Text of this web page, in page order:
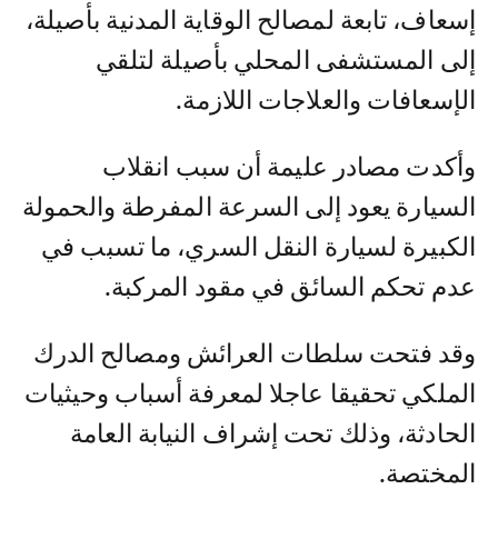
إسعاف، تابعة لمصالح الوقاية المدنية بأصيلة،
إلى المستشفى المحلي بأصيلة لتلقي
الإسعافات والعلاجات اللازمة.
وأكدت مصادر عليمة أن سبب انقلاب
السيارة يعود إلى السرعة المفرطة والحمولة
الكبيرة لسيارة النقل السري، ما تسبب في
عدم تحكم السائق في مقود المركبة.
وقد فتحت سلطات العرائش ومصالح الدرك
الملكي تحقيقا عاجلا لمعرفة أسباب وحيثيات
الحادثة، وذلك تحت إشراف النيابة العامة
المختصة.